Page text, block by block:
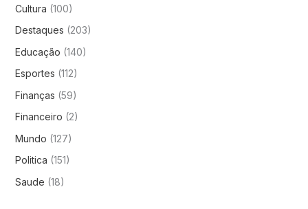
Cultura (100)
Destaques (203)
Educação (140)
Esportes (112)
Finanças (59)
Financeiro (2)
Mundo (127)
Politica (151)
Saude (18)